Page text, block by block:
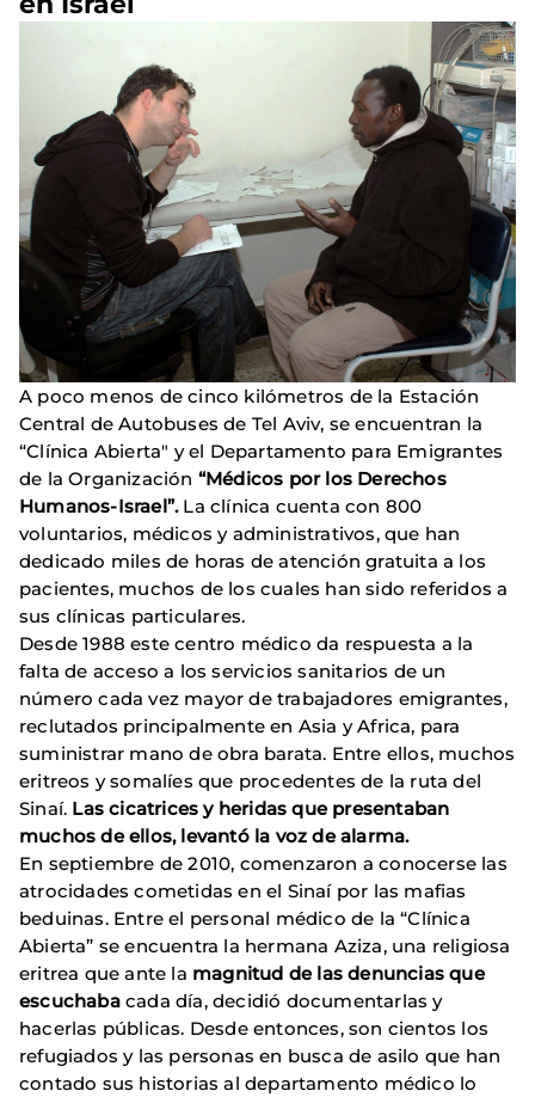
A poco menos de cinco kilómetros de la Estación
Central de Autobuses de Tel Aviv, se encuentran la
“Clínica Abierta" y el Departamento para Emigrantes
de la Organización “Médicos por los Derechos
Humanos-Israel”.La clínica cuenta con 800
voluntarios, médicos y administrativos, que han
dedicado miles de horas de atención gratuita a los
pacientes, muchos de los cuales han sido referidos a
sus clínicas particulares.
Desde 1988 este centro médico da respuesta a la
falta de acceso a los servicios sanitarios de un
número cada vez mayor de trabajadores emigrantes,
reclutados principalmente en Asia y Africa, para
suministrar mano de obra barata. Entre ellos, muchos
eritreos y somalíes que procedentes de la ruta del
Sinaí. Las cicatrices y heridas que presentaban
muchos de ellos, levantó la voz de alarma.
En septiembre de 2010, comenzaron a conocerse las
atrocidades cometidas en el Sinaí por las mafias
beduinas. Entre el personal médico de la “Clínica
Abierta” se encuentra la hermana Aziza, una religiosa
eritrea que ante la magnitud de las denuncias que
escuchabacada día, decidió documentarlas y
hacerlas públicas. Desde entonces, son cientos los
refugiados y las personas en busca de asilo que han
contado sus historias al departamento médico lo